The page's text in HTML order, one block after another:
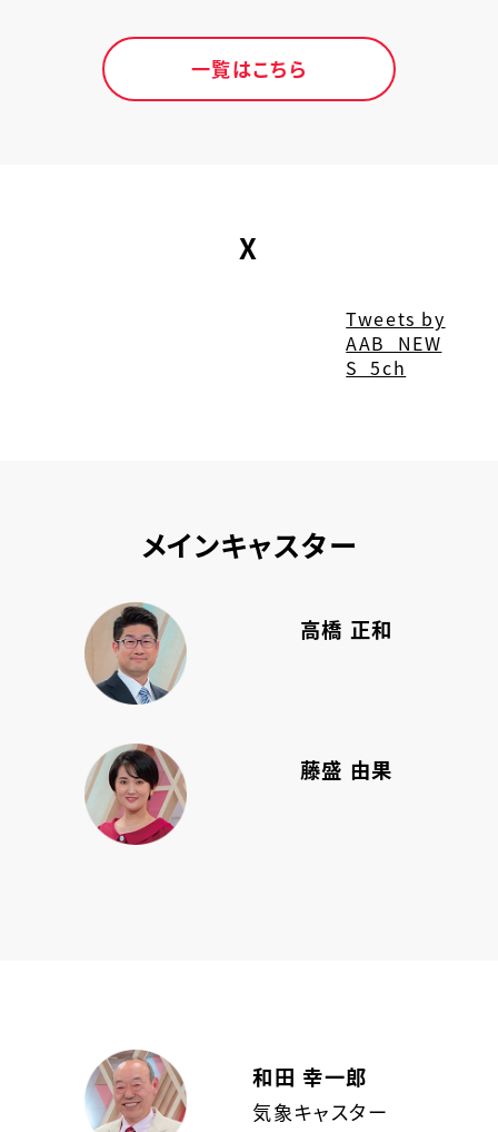
には、白木への愛情と
町田さんの観察眼か
い１１１万人が訪れまし
た。秋田市竿燈まつり
実行委員会によります
したほか、初日と最…
一覧はこちら
X
Tweets by
AAB_NEW
S_5ch
メインキャスター
高橋 正和
藤盛 由果
和田 幸一郎
気象キャスター